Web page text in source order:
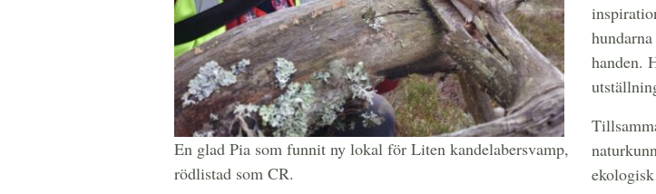
En glad Pia som funnit ny lokal för Liten kandelabersvamp,
rödlistad som CR.
handen.